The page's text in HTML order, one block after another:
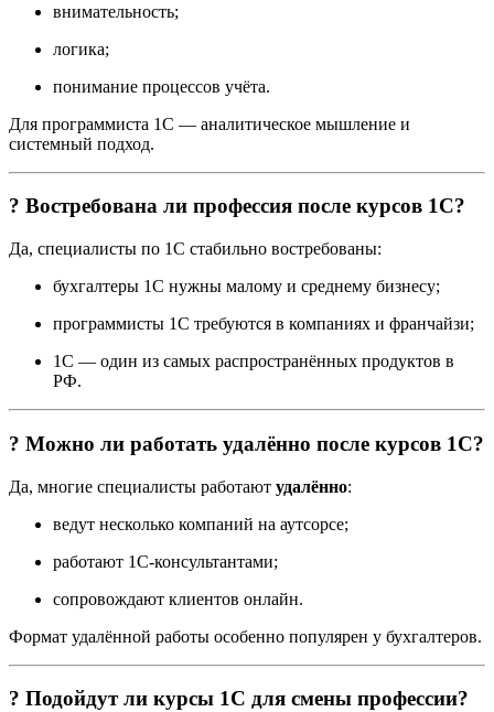
внимательность;
логика;
понимание процессов учёта.
Для программиста 1С — аналитическое мышление и
системный подход.
? Востребована ли профессия после курсов 1С?
Да, специалисты по 1С стабильно востребованы:
бухгалтеры 1С нужны малому и среднему бизнесу;
программисты 1С требуются в компаниях и франчайзи;
1С — один из самых распространённых продуктов в
РФ.
? Можно ли работать удалённо после курсов 1С?
Да, многие специалисты работают удалённо:
ведут несколько компаний на аутсорсе;
работают 1С-консультантами;
сопровождают клиентов онлайн.
Формат удалённой работы особенно популярен у бухгалтеров.
? Подойдут ли курсы 1С для смены профессии?